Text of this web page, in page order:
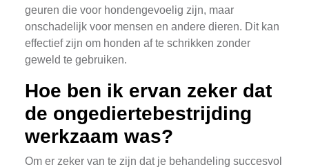
geuren die voor hondengevoelig zijn, maar
onschadelijk voor mensen en andere dieren. Dit kan
effectief zijn om honden af te schrikken zonder
geweld te gebruiken.
Hoe ben ik ervan zeker dat
de ongediertebestrijding
werkzaam was?
Om er zeker van te zijn dat je behandeling succesvol